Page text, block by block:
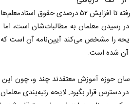
هشت میلیونی گرفته تا افزایش ۵۲
در رسیدن معلمان به مطالبات‌شان است،
را مشخص می‌کند آیین‌نامه آن است
آن شده است.
حوزه آموزش معتقدند چند و، چون
دسترس قرار بگیرد. لایحه رتبه‌بندی